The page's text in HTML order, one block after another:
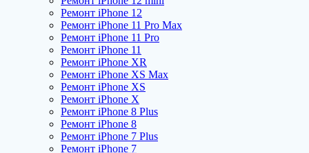
Ремонт iPhone 12
Ремонт iPhone 11 Pro Max
Ремонт iPhone 11 Pro
Ремонт iPhone 11
Ремонт iPhone XR
Ремонт iPhone XS Max
Ремонт iPhone XS
Ремонт iPhone X
Ремонт iPhone 8 Plus
Ремонт iPhone 8
Ремонт iPhone 7 Plus
Ремонт iPhone 7